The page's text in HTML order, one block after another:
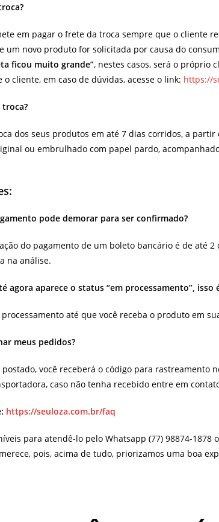
em pagar o frete da troca sempre que o
um novo produto for solicitada por causa do
ficou muito grande”, nestes casos, será o próprio
cliente, em caso de dúvidas, acesse o link: https://
troca?
dos seus produtos em até 7 dias corridos, a
ou embrulhado com papel pardo,
pode demorar para ser confirmado?
do pagamento de um boleto bancário é de até
na análise.
agora aparece o status “em processamento”, isso
até que você receba o produto em
meus pedidos?
você receberá o código para rastreamento
caso não tenha recebido entre em
https://seuloza.com.br/faq
para atendê-lo pelo Whatsapp (77) 98874-
pois, acima de tudo, priorizamos uma boa